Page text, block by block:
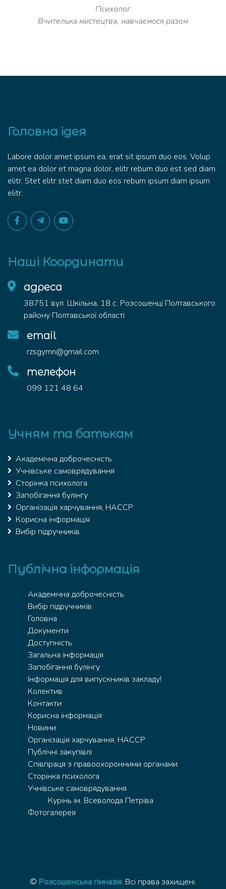
Психолог
Вчителька мистецтва, навчаємося разом
Головна ідея
Labore dolor amet ipsum ea, erat sit ipsum duo eos. Volup
amet ea dolor et magna dolor, elitr rebum duo est sed diam
elitr. Stet elitr stet diam duo eos rebum ipsum diam ipsum
elitr.
Наші Координати
адреса
38751 вул. Шкільна, 18 с. Розсошенці Полтавського
району Полтавської області
email
rzsgymn@gmail.com
телефон
099 121 48 64
Учням та батькам
Академічна доброчесність
Учнівське самоврядування
Сторінка психолога
Запобігання булінгу
Організація харчування, HACCP
Корисна інформація
Вибір підручників
Публічна інформація
Академічна доброчесність
Вибір підручників
Головна
Документи
Доступність
Загальна інформація
Запобігання булінгу
Інформація для випускників закладу!
Колектив
Контакти
Корисна інформація
Новини
Організація харчування, HACCP
Публічні закупівлі
Співпраця з правоохоронними органами
Сторінка психолога
Учнівське самоврядування
Курінь ім. Всеволода Петріва
Фотогалерея
© Розсошенська гімназія. Всі права захищені.